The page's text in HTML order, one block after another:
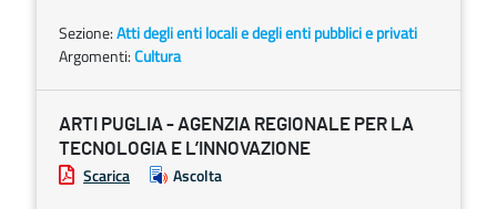
Sezione:Atti degli enti locali e degli enti pubblici e privati
Argomenti:Cultura
ARTI PUGLIA - AGENZIA REGIONALE PER LA
TECNOLOGIA E L’INNOVAZIONE
Scarica Ascolta